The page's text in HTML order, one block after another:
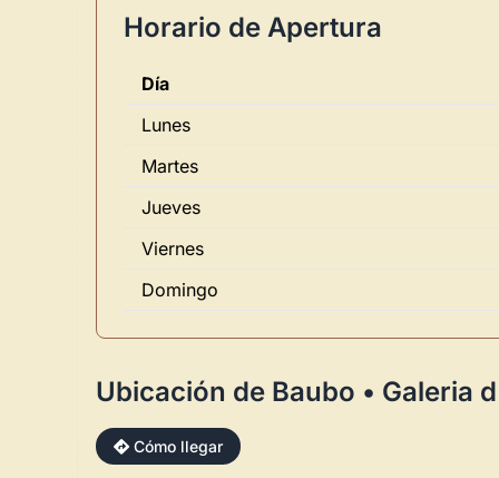
Horario de Apertura
Día
Lunes
Martes
Jueves
Viernes
Domingo
Ubicación de Baubo • Galeria
Cómo llegar